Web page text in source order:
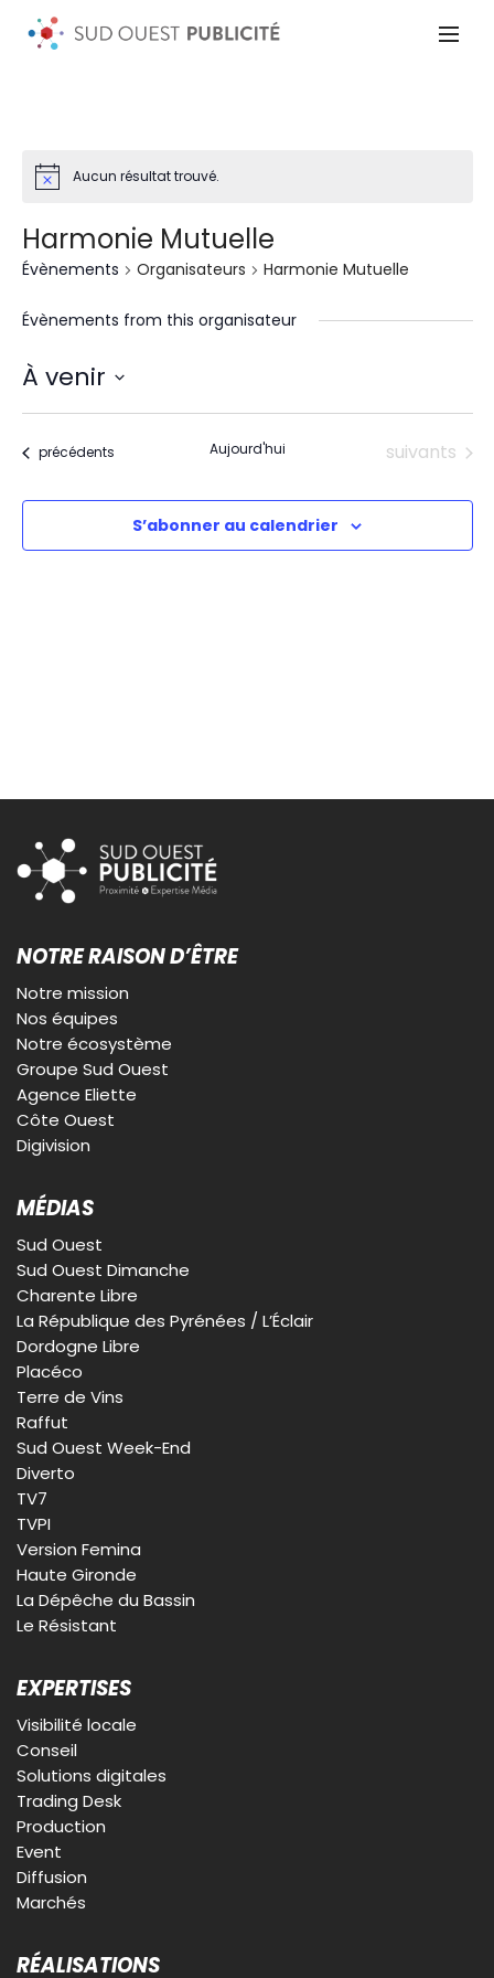
Aucun résultat trouvé.
Harmonie Mutuelle
Évènements Organisateurs Harmonie Mutuelle
Évènements from this organisateur
À venir
une
Évènements
précédents Aujourd'hui Évènements
suivants
S’abonner au calendrier
NOTRE RAISON D’ÊTRE
Notre mission
Nos équipes
Notre écosystème
Groupe Sud Ouest
Agence Eliette
Côte Ouest
Digivision
MÉDIAS
Sud Ouest
Sud Ouest Dimanche
Charente Libre
La République des Pyrénées / L’Éclair
Dordogne Libre
Placéco
Terre de Vins
Raffut
Sud Ouest Week-End
Diverto
TV7
TVPI
Version Femina
Haute Gironde
La Dépêche du Bassin
Le Résistant
EXPERTISES
Visibilité locale
Conseil
Solutions digitales
Trading Desk
Production
Event
Diffusion
Marchés
RÉALISATIONS